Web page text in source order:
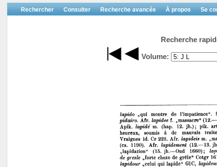
Rechercher Consulter Recherche avancée À propos Se
Recherche
Volume: